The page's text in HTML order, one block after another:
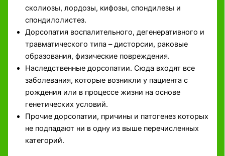
сколиозы, лордозы, кифозы, спондилезы и
спондилолистез.
Дорсопатия воспалительного, дегенеративного и
травматического типа – дисторсии, раковые
образования, физические повреждения.
Наследственные дорсопатии. Сюда входят все
заболевания, которые возникли у пациента с
рождения или в процессе жизни на основе
генетических условий.
Прочие дорсопатии, причины и патогенез которых
не подпадают ни в одну из выше перечисленных
категорий.